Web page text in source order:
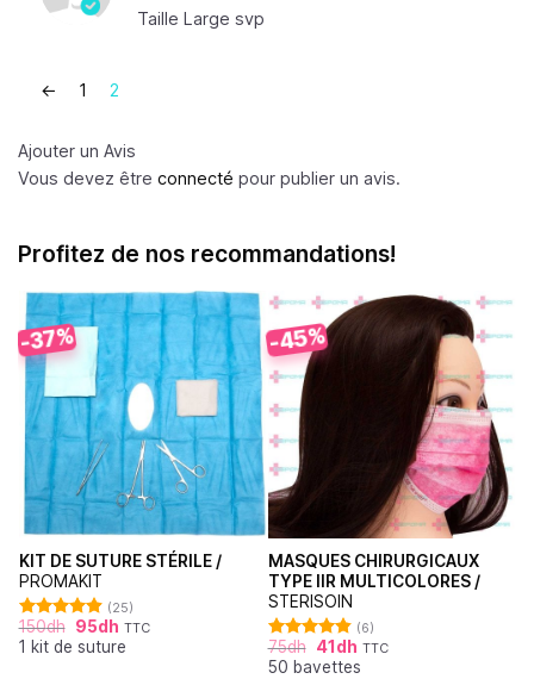
Taille Large svp
← 1 2
Ajouter un Avis
Vous devez être connecté pour publier un avis.
Profitez de nos recommandations!
-37%
KIT DE SUTURE STÉRILE /
PROMAKIT
Note4.92
sur 5
(25)
150dh 95dh TTC
1 kit de suture
-45%
MASQUES CHIRURGICAUX
TYPE IIR MULTICOLORES /
STERISOIN
Note
4.83
sur 5
(6)
75dh 41 dh TTC
50 bavettes